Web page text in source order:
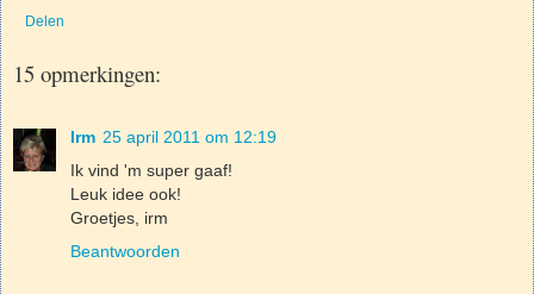
Delen
15 opmerkingen:
Irm 25 april 2011 om 12:19
Ik vind 'm super gaaf!
Leuk idee ook!
Groetjes, irm
Beantwoorden